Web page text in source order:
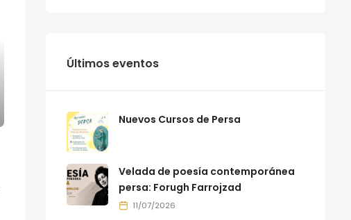
Últimos eventos
Nuevos Cursos de Persa
Velada de poesía contemporánea
persa: Forugh Farrojzad
11/07/2026